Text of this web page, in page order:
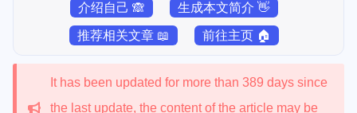
介绍自己 🙈 生成本文简介 👋
推荐相关文章 📖 前往主页 🏠
It has been updated for more than 389 days since
the last update, the content of the article may be